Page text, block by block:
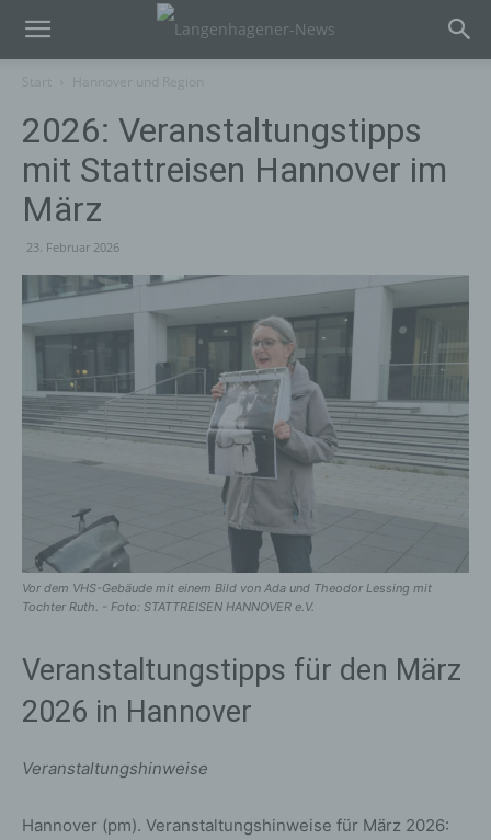
2026: Veranstaltungstipps
mit Stattreisen Hannover im
März
23. Februar 2026
Vor dem VHS-Gebäude mit einem Bild von Ada und Theodor Lessing mit
Tochter Ruth. - Foto: STATTREISEN HANNOVER e.V.
Veranstaltungstipps für den März
2026 in Hannover
Veranstaltungshinweise
Hannover (pm). Veranstaltungshinweise für März 2026: